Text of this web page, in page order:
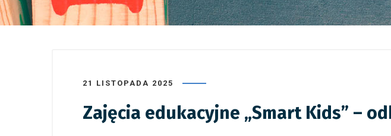
21 LISTOPADA 2025
Zajęcia edukacyjne „Smart Kids” –